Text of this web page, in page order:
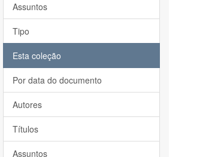
Assuntos
Tipo
Esta coleção
Por data do documento
Autores
Títulos
Assuntos